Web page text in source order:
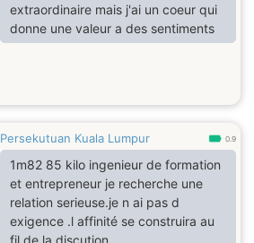
extraordinaire mais j'ai un coeur qui
donne une valeur a des sentiments
Persekutuan Kuala Lumpur 0.9
1m82 85 kilo ingenieur de formation
et entrepreneur je recherche une
relation serieuse.je n ai pas d
exigence .l affinité se construira au
fil de la discution.